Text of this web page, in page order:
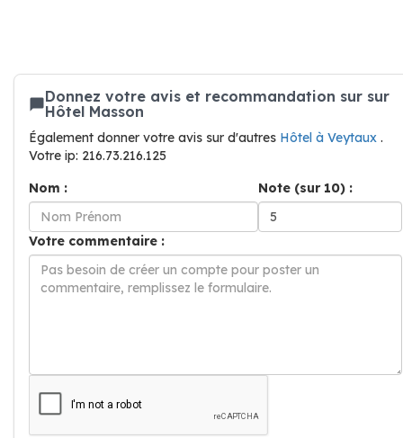
Donnez votre avis et recommandation sur sur
Hôtel Masson
Également donner votre avis sur d'autres Hôtel à Veytaux .
Votre ip: 216.73.216.125
Nom :
Note (sur 10) :
Votre commentaire :